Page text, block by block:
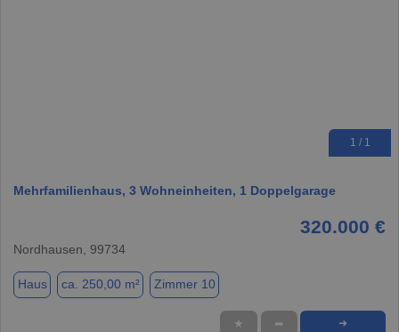
1 / 1
Mehrfamilienhaus, 3 Wohneinheiten, 1 Doppelgarage
320.000 €
Nordhausen, 99734
Haus ca. 250,00 m² Zimmer 10
★ ➦ ➜